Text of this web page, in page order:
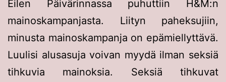
Eilen Päivärinnassa puhuttiin H&M:n
mainoskampanjasta. Liityn paheksujiin,
minusta mainoskampanja on epämiellyttävä.
Luulisi alusasuja voivan myydä ilman seksiä
tihkuvia mainoksia. Seksiä tihkuvat